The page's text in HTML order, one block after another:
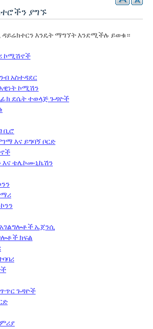
ያግኙ
ዳይሬክተርን እንዴት ማግኘት እንደሚችሉ ይወቁ።
ኮሚሽኖች
አስተዳደር
ኮሚሽን
ደሴት ተወላጅ ጉዳዮች
ቢሮ
እና ይግባኝ ቦርድ
ቴሌኮሙኒኬሽን
ኤጀንሲ
ክፍል
ጉዳዮች